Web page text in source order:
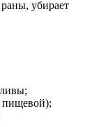
убирает
пищевой);